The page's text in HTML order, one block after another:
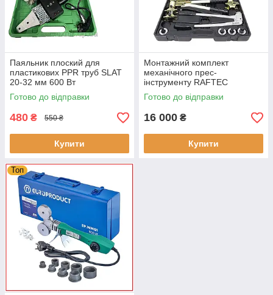
Паяльник плоский для
пластикових PPR труб SLAT
20-32 мм 600 Вт
Готово до відправки
480 ₴ 550 ₴
Купити
Монтажний комплект
механічного прес-
інструменту RAFTEC
Готово до відправки
16 000 ₴
Купити
Топ